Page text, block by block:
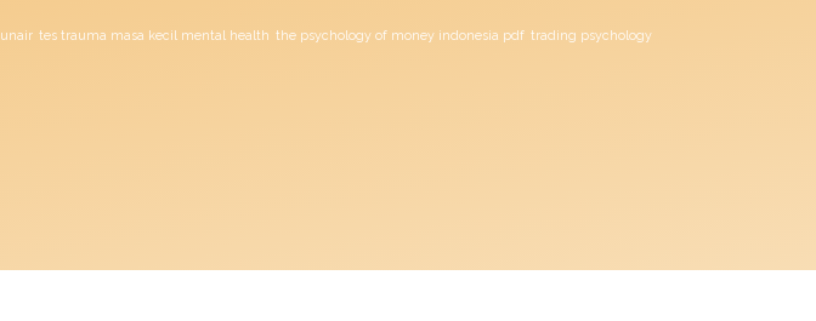
unair tes trauma masa kecil mental health the psychology of money indonesia pdf trading psychology